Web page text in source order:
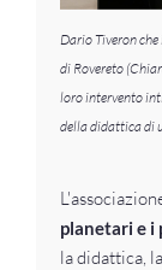
Dario Tiveron
di Rovereto
loro intervento
della didattica di
planetari e
la didattica,